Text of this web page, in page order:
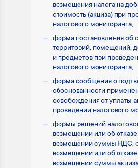
возмещения налога на
стоимость (акциза) при
налогового мониторинга;
форма постановления об
территорий, помещений,
и предметов при
налогового мониторинга;
форма сообщения о
обоснованности
освобождения от уплаты
проведении налогового
формы решений
возмещении или об отказе
возмещении суммы НДС,
возмещении или об отказе
возмещении суммы